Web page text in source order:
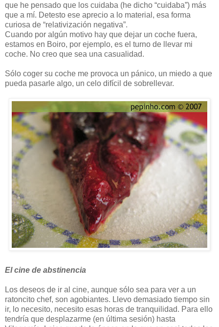
que he pensado que los cuidaba (he dicho “cuidaba”) más
que a mí. Detesto ese aprecio a lo material, esa forma
curiosa de “relativización negativa”.
Cuando por algún motivo hay que dejar un coche fuera,
estamos en Boiro, por ejemplo, es el turno de llevar mi
coche. No creo que sea una casualidad.
Sólo coger su coche me provoca un pánico, un miedo a que
pueda pasarle algo, un celo difícil de sobrellevar.
El cine de abstinencia
Los deseos de ir al cine, aunque sólo sea para ver a un
ratoncito chef, son agobiantes. Llevo demasiado tiempo sin
ir, lo necesito, necesito esas horas de tranquilidad. Para ello
tendría que desplazarme (en última sesión) hasta